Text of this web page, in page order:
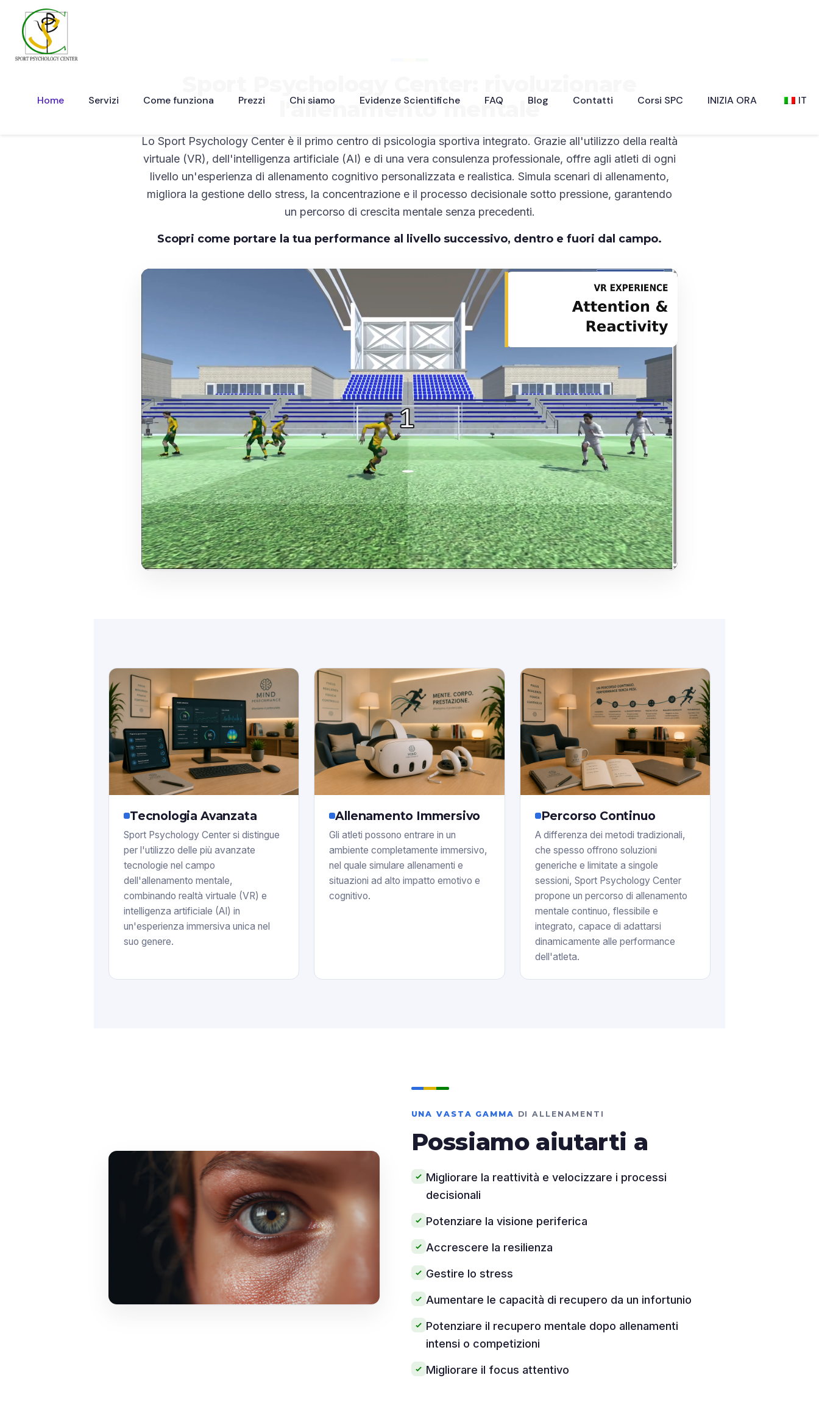
Home Servizi Come funziona Prezzi Chi siamo Evidenze Scientifiche FAQ Blog Contatti Corsi SPC INIZIA ORA IT
l'allenamento mentale
Lo Sport Psychology Center è il primo centro di psicologia sportiva integrato. Grazie all'utilizzo della realtà
virtuale (VR), dell'intelligenza artificiale (AI) e di una vera consulenza professionale, offre agli atleti di ogni
livello un'esperienza di allenamento cognitivo personalizzata e realistica. Simula scenari di allenamento,
migliora la gestione dello stress, la concentrazione e il processo decisionale sotto pressione, garantendo
un percorso di crescita mentale senza precedenti.
Scopri come portare la tua performance al livello successivo, dentro e fuori dal campo.
Tecnologia Avanzata
Sport Psychology Center si distingue
per l'utilizzo delle più avanzate
tecnologie nel campo
dell'allenamento mentale,
combinando realtà virtuale (VR) e
intelligenza artificiale (AI) in
un'esperienza immersiva unica nel
suo genere.
Allenamento Immersivo
Gli atleti possono entrare in un
ambiente completamente immersivo,
nel quale simulare allenamenti e
situazioni ad alto impatto emotivo e
cognitivo.
Percorso Continuo
A differenza dei metodi tradizionali,
che spesso offrono soluzioni
generiche e limitate a singole
sessioni, Sport Psychology Center
propone un percorso di allenamento
mentale continuo, flessibile e
integrato, capace di adattarsi
dinamicamente alle performance
dell'atleta.
UNA VASTA GAMMA DI ALLENAMENTI
Possiamo aiutarti a
Migliorare la reattività e velocizzare i processi
decisionali
Potenziare la visione periferica
Accrescere la resilienza
Gestire lo stress
Aumentare le capacità di recupero da un infortunio
Potenziare il recupero mentale dopo allenamenti
intensi o competizioni
Migliorare il focus attentivo